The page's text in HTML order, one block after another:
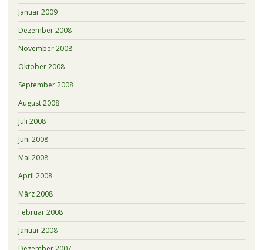
Januar 2009
Dezember 2008
November 2008
Oktober 2008
September 2008
August 2008
Juli 2008
Juni 2008
Mai 2008
April 2008
März 2008
Februar 2008
Januar 2008